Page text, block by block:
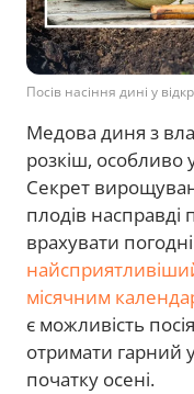
Посів насіння дині у
Медова диня з
розкіш, особливо
Секрет
плодів
врахувати
місячним
є можливість
отримати гарний
початку осені.